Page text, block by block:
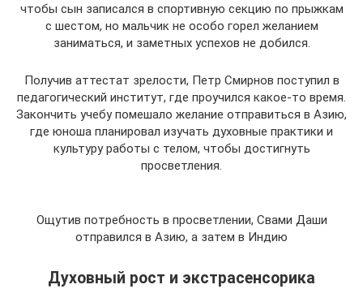
чтобы сын записался в спортивную секцию по прыжкам
с шестом, но мальчик не особо горел желанием
заниматься, и заметных успехов не добился.
Получив аттестат зрелости, Петр Смирнов поступил в
педагогический институт, где проучился какое-то время.
Закончить учебу помешало желание отправиться в Азию,
где юноша планировал изучать духовные практики и
культуру работы с телом, чтобы достигнуть
просветления.
Ощутив потребность в просветлении, Свами Даши
отправился в Азию, а затем в Индию
Духовный рост и экстрасенсорика